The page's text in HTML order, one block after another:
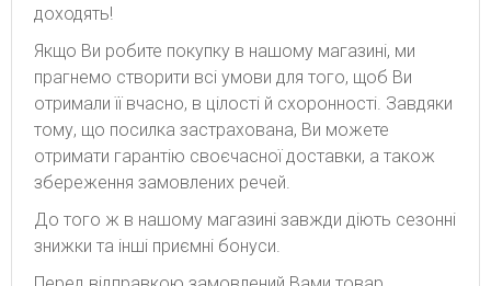
доходять!
Якщо Ви робите покупку в нашому магазині, ми
прагнемо створити всі умови для того, щоб Ви
отримали її вчасно, в цілості й схоронності. Завдяки
тому, що посилка застрахована, Ви можете
отримати гарантію своєчасної доставки, а також
збереження замовлених речей.
До того ж в нашому магазині завжди діють сезонні
знижки та інші приємні бонуси.